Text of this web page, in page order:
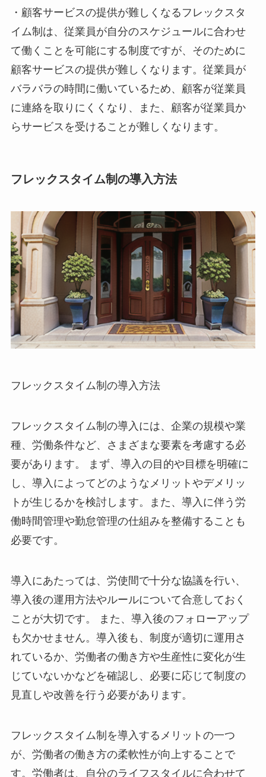
・ 顧客サービスの提供が難しくなる フレックスタ
イム制は、従業員が自分のスケジュールに合わせ
て働くことを可能にする制度ですが、そのために
顧客サービスの提供が難しくなります。従業員が
バラバラの時間に働いているため、顧客が従業員
に連絡を取りにくくなり、また、顧客が従業員か
らサービスを受けることが難しくなります。
フレックスタイム制の導入方法
フレックスタイム制の導入方法
フレックスタイム制の導入には、企業の規模や業
種、労働条件など、さまざまな要素を考慮する必
要があります。
まず、導入の目的や目標を明確に
し、導入によってどのようなメリットやデメリッ
トが生じるかを検討します。また、導入に伴う労
働時間管理や勤怠管理の仕組みを整備することも
必要です。
導入にあたっては、労使間で十分な協議を行い、
導入後の運用方法やルールについて合意しておく
ことが大切です。
また、導入後のフォローアップ
も欠かせません。導入後も、制度が適切に運用さ
れているか、労働者の働き方や生産性に変化が生
じていないかなどを確認し、必要に応じて制度の
見直しや改善を行う必要があります。
フレックスタイム制を導入するメリットの一つ
が、労働者の働き方の柔軟性が向上することで
す。労働者は、自分のライフスタイルに合わせて